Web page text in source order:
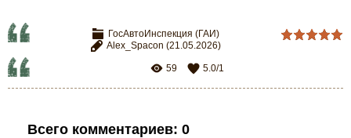
ГосАвтоИнспекция (ГАИ)
Alex_Spacon (21.05.2026)
59 5.0/1
Всего комментариев: 0